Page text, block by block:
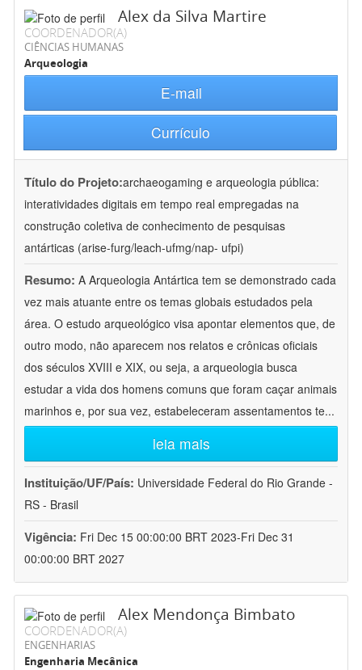
Alex da Silva Martire
COORDENADOR(A)
CIÊNCIAS HUMANAS
Arqueologia
E-mail
Currículo
Título do Projeto:archaeogaming e arqueologia pública:
interatividades digitais em tempo real empregadas na
construção coletiva de conhecimento de pesquisas
antárticas (arise-furg/leach-ufmg/nap- ufpi)
Resumo: A Arqueologia Antártica tem se demonstrado cada
vez mais atuante entre os temas globais estudados pela
área. O estudo arqueológico visa apontar elementos que, de
outro modo, não aparecem nos relatos e crônicas oficiais
dos séculos XVIII e XIX, ou seja, a arqueologia busca
estudar a vida dos homens comuns que foram caçar animais
marinhos e, por sua vez, estabeleceram assentamentos te...
leia mais
Instituição/UF/País: Universidade Federal do Rio Grande -
RS - Brasil
Vigência: Fri Dec 15 00:00:00 BRT 2023-Fri Dec 31
00:00:00 BRT 2027
Alex Mendonça Bimbato
COORDENADOR(A)
ENGENHARIAS
Engenharia Mecânica